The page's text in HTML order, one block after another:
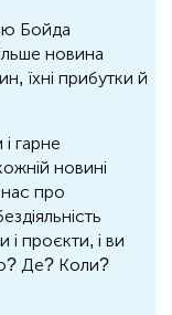
Бойда
новина
їхні прибутки й
гарне
новині
про
проєкти, і ви
Де? Коли?